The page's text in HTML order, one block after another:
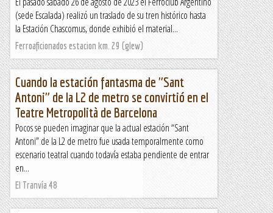
(sede Escalada) realizó un traslado de su tren histórico hasta
la Estación Chascomus, donde exhibió el material...
Ferroaficionados estacion km. 29 (glew)
Cuando la estación fantasma de "Sant
Antoni" de la L2 de metro se convirtió en el
Teatre Metropolità de Barcelona
Pocos se pueden imaginar que la actual estación “Sant
Antoni” de la L2 de metro fue usada temporalmente como
escenario teatral cuando todavía estaba pendiente de entrar
en...
El Tranvía 48